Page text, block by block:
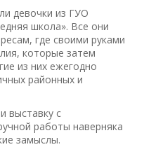
девочки из ГУО
школа». Все они
где своими руками
которые затем
из них ежегодно
районных и
выставку с
работы наверняка
замыслы.